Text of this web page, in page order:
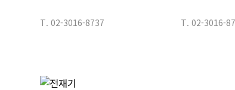
T. 02-3016-8737 T. 02-3016-